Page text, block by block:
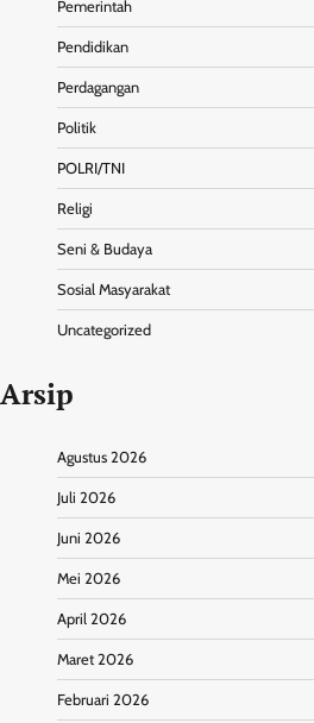
Pemerintah
Pendidikan
Perdagangan
Politik
POLRI/TNI
Religi
Seni & Budaya
Sosial Masyarakat
Uncategorized
Arsip
Agustus 2026
Juli 2026
Juni 2026
Mei 2026
April 2026
Maret 2026
Februari 2026